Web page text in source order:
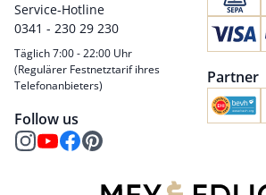
Service-Hotline
0341 - 230 29 230
Täglich 7:00 - 22:00 Uhr
(Regulärer Festnetztarif ihres
Telefonanbieters)
Follow us
Partner